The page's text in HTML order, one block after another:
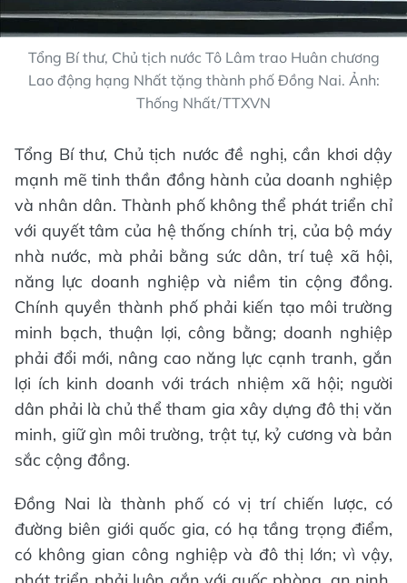
Tổng Bí thư, Chủ tịch nước Tô Lâm trao Huân chương
Lao động hạng Nhất tặng thành phố Đồng Nai. Ảnh:
Thống Nhất/TTXVN
Tổng Bí thư, Chủ tịch nước đề nghị, cần khơi dậy
mạnh mẽ tinh thần đồng hành của doanh nghiệp
và nhân dân. Thành phố không thể phát triển chỉ
với quyết tâm của hệ thống chính trị, của bộ máy
nhà nước, mà phải bằng sức dân, trí tuệ xã hội,
năng lực doanh nghiệp và niềm tin cộng đồng.
Chính quyền thành phố phải kiến tạo môi trường
minh bạch, thuận lợi, công bằng; doanh nghiệp
phải đổi mới, nâng cao năng lực cạnh tranh, gắn
lợi ích kinh doanh với trách nhiệm xã hội; người
dân phải là chủ thể tham gia xây dựng đô thị văn
minh, giữ gìn môi trường, trật tự, kỷ cương và bản
sắc cộng đồng.
Đồng Nai là thành phố có vị trí chiến lược, có
đường biên giới quốc gia, có hạ tầng trọng điểm,
có không gian công nghiệp và đô thị lớn; vì vậy,